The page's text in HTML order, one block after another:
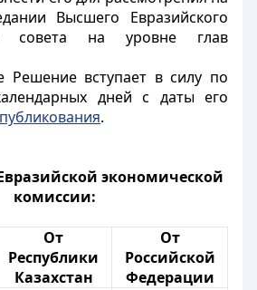
Высшего Евразийского
совета на уровне глав
Решение вступает в силу по
дней с даты его
.
экономической
комиссии:
От
Республики
Казахстан
От
Российской
Федерации